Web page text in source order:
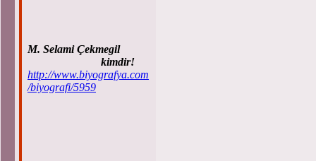
M. Selami Çekmegil
kimdir!
http://www.biyografya.com
/biyografi/5959